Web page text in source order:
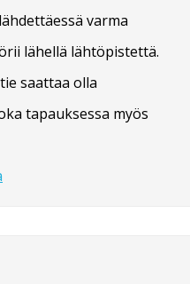
varma
lähellä lähtöpistettä.
saattaa olla
tapauksessa myös